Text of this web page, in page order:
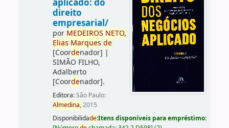
aplicado: do
direito
empresarial/
por MEDEIROS NETO,
Elias Marques de
[Coordenador] |
SIMÃO FILHO,
Adalberto
[Coordenador].
Editora:São Paulo:
Almedina,2015
Disponibilidade:Itens disponíveis para empréstimo: